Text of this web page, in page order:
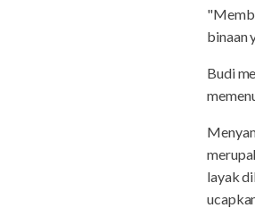
binaan
Budi
layak